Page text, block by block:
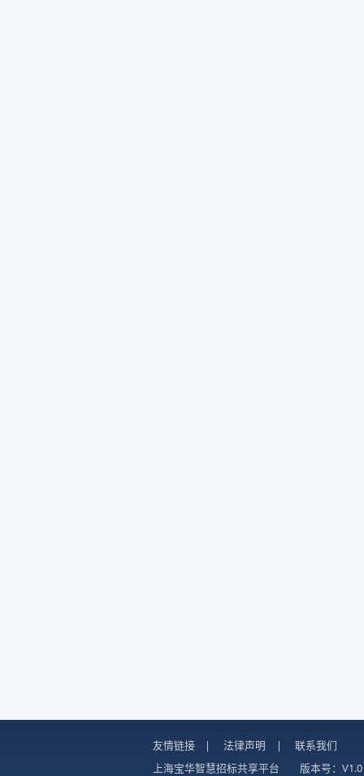
友情链接 | 法律声明 |
联系我们
上海宝华智慧招标共享平台
版本号：V1.0